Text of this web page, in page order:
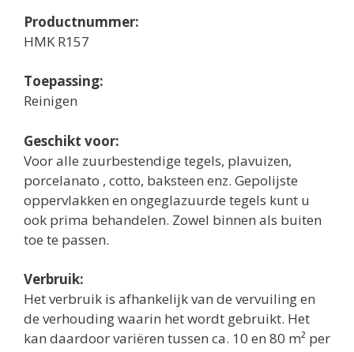
Productnummer:
HMK R157
Toepassing:
Reinigen
Geschikt voor:
Voor alle zuurbestendige tegels, plavuizen,
porcelanato , cotto, baksteen enz. Gepolijste
oppervlakken en ongeglazuurde tegels kunt u
ook prima behandelen. Zowel binnen als buiten
toe te passen.
Verbruik:
Het verbruik is afhankelijk van de vervuiling en
de verhouding waarin het wordt gebruikt. Het
kan daardoor variëren tussen ca. 10 en 80 m² per